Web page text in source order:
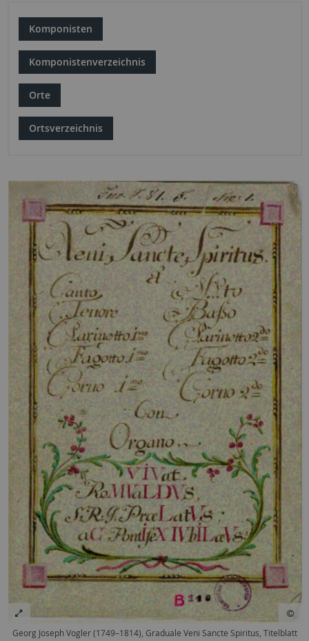
Komponisten
Komponistenverzeichnis
Orte
Ortsverzeichnis
Georg Joseph Vogler (1749–1814), Graduale Veni Sancte Spiritus, Titelblatt